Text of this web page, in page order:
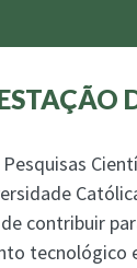
contribuir
tecnológico